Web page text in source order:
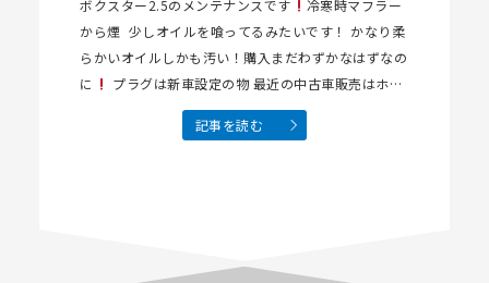
ボクスター2.5のメンテナンスです
冷寒時マフラー
から煙 少しオイルを喰ってるみたいです！ かなり柔
らかいオイルしかも汚い！購入まだわずかなはずなの
に
トに売るだけなんだね⁉…
記事を読む